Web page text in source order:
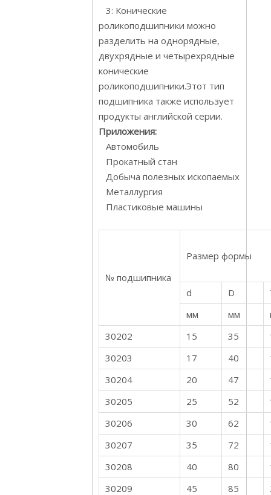
3: Конические
роликоподшипники можно
разделить на однорядные,
двухрядные и четырехрядные
конические
роликоподшипники.Этот тип
подшипника также использует
продукты английской серии.
Приложения:
Автомобиль
Прокатный стан
Добыча полезных ископаемых
Металлургия
Пластиковые машины
№ подшипника
Размер формы
d D
мм
мм
30202
15 35
30203
17 40
30204
20 47
30205
25 52
30206
30 62
30207
35 72
30208
40 80
30209
45 85